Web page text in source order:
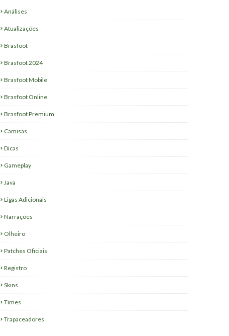
Análises
Atualizações
Brasfoot
Brasfoot 2024
Brasfoot Mobile
Brasfoot Online
Brasfoot Premium
Camisas
Dicas
Gameplay
Java
Ligas Adicionais
Narrações
Olheiro
Patches Oficiais
Registro
Skins
Times
Trapaceadores